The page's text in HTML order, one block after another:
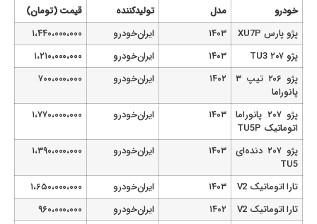
خودرو مدل تولیدکننده
قیمت (تومان)
پژو پارس XU7P
۱۴۰۳ ایران‌خودرو
۱،۴۴۰،۰۰۰،۰۰۰
۱۴۰۳ ایران‌خودرو
۱،۲۱۰،۰۰۰،۰۰۰
پژو ۲۰۶ تیپ ۳
پانوراما
۱۴۰۲ ایران‌خودرو ۷۰۰،۰۰۰،۰۰۰
پژو ۲۰۷ پانوراما
اتوماتیک TU5P
۱۴۰۳ ایران‌خودرو ۱،۷۷۰،۰۰۰،۰۰۰
پژو ۲۰۷ دنده‌ای
TU5
۱۴۰۳ ایران‌خودرو ۱،۳۹۰،۰۰۰،۰۰۰
تارا اتوماتیک V2 ۱۴۰۳ ایران‌خودرو
۱،۶۵۰،۰۰۰،۰۰۰
تارا اتوماتیک V2
۱۴۰۲ ایران‌خودرو
۹۶۰،۰۰۰،۰۰۰